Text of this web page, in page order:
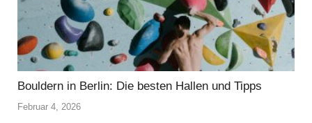
Bouldern in Berlin: Die besten Hallen und Tipps
Februar 4, 2026